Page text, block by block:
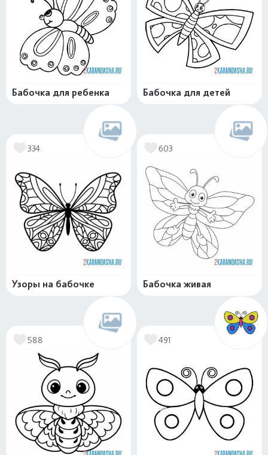
Бабочка для ребенка Бабочка для детей
334
Узоры на бабочке
603
Бабочка живая
588 491